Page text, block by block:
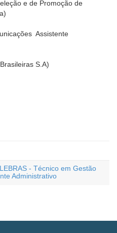
e de Promoção de
 Assistente
S.A)
- Técnico em Gestão
Administrativo